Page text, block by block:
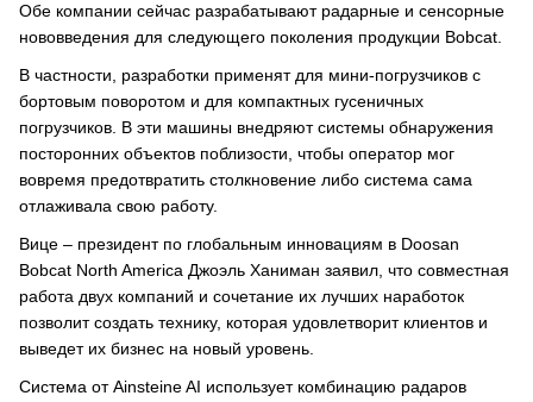
Обе компании сейчас разрабатывают радарные и сенсорные
нововведения для следующего поколения продукции Bobcat.
В частности, разработки применят для мини-погрузчиков с
бортовым поворотом и для компактных гусеничных
погрузчиков. В эти машины внедряют системы обнаружения
посторонних объектов поблизости, чтобы оператор мог
вовремя предотвратить столкновение либо система сама
отлаживала свою работу.
Вице – президент по глобальным инновациям в Doosan
Bobcat North America Джоэль Ханиман заявил, что совместная
работа двух компаний и сочетание их лучших наработок
позволит создать технику, которая удовлетворит клиентов и
выведет их бизнес на новый уровень.
Система от Ainsteine AI использует комбинацию радаров